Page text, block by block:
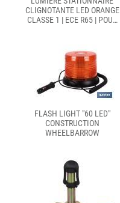
CLIGNOTANTE LED ORANGE
CLASSE 1 | ECE R65 | POUR
PROTECTION IP66
FLASH LIGHT "60 LED"
CONSTRUCTION
WHEELBARROW